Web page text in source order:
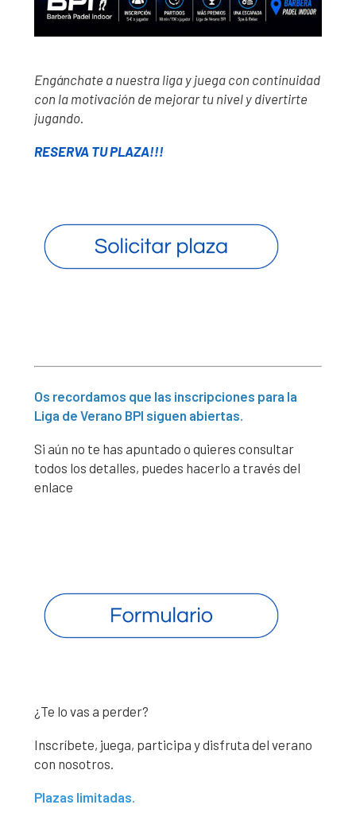
Engánchate a nuestra liga y juega con continuidad
con la motivación de mejorar tu nivel y divertirte
jugando.
RESERVA TU PLAZA!!!
Os recordamos que las inscripciones para la
Liga de Verano BPI siguen abiertas.
Si aún no te has apuntado o quieres consultar
todos los detalles, puedes hacerlo a través del
enlace
¿Te lo vas a perder?
Inscríbete, juega, participa y disfruta del verano
con nosotros.
Plazas limitadas.